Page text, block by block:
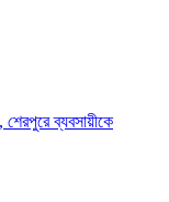
ব্যবসায়ীকে